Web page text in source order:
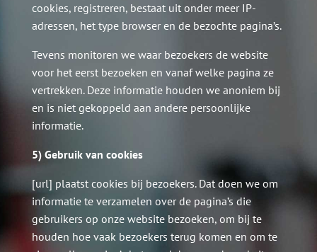
cookies, registreren, bestaat uit onder meer IP-
adressen, het type browser en de bezochte pagina’s.
Tevens monitoren we waar bezoekers de website
voor het eerst bezoeken en vanaf welke pagina ze
vertrekken. Deze informatie houden we anoniem bij
en is niet gekoppeld aan andere persoonlijke
informatie.
5) Gebruik van cookies
[url] plaatst cookies bij bezoekers. Dat doen we om
informatie te verzamelen over de pagina’s die
gebruikers op onze website bezoeken, om bij te
houden hoe vaak bezoekers terug komen en om te